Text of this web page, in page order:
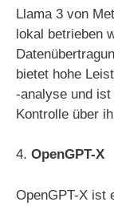
Llama 3 von
lokal betrieben
bietet hohe
-analyse und
Kontrolle über
4. OpenGPT-X
OpenGPT-X ist